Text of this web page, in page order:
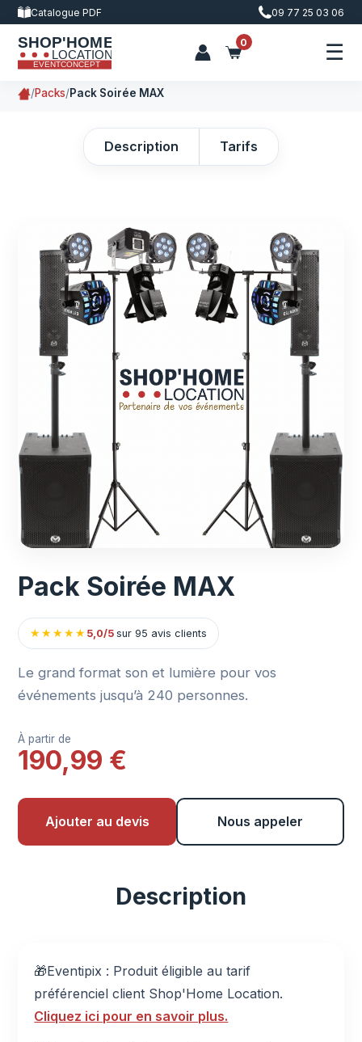
Catalogue PDF 09 77 25 03 06
0 ☰
/Packs/Pack Soirée MAX
Description Tarifs
Pack Soirée MAX
★★★★★ 5,0/5sur 95 avis clients
Le grand format son et lumière pour vos
événements jusqu’à 240 personnes.
À partir de
190,99 €
Ajouter au devis Nous appeler
Description
🎁Eventipix : Produit éligible au tarif
préférenciel client Shop'Home Location.
Cliquez ici pour en savoir plus.